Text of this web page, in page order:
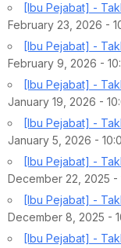
[Ibu Pejabat] -
February 23, 2026 -
[Ibu Pejabat] -
February 9, 2026 -
[Ibu Pejabat] -
January 19, 2026 -
[Ibu Pejabat] -
January 5, 2026 -
[Ibu Pejabat] -
December 22, 2025 -
[Ibu Pejabat] -
December 8, 2025 -
[Ibu Pejabat] -